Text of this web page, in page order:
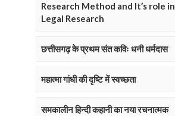
Research Method and It’s role in
Legal Research
छत्तीसगढ़ के प्रथम संत कविः धनी धर्मदास
महात्मा गांधी की दृष्टि में स्वच्छता
समकालीन हिन्दी कहानी का नया रचनात्मक